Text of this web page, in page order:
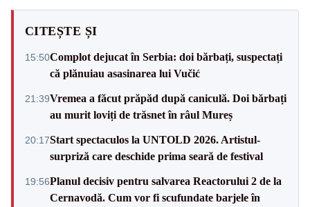
CITEȘTE ȘI
15:50Complot dejucat în Serbia: doi bărbați, suspectați
că plănuiau asasinarea lui Vučić
21:39Vremea a făcut prăpăd după caniculă. Doi bărbați
au murit loviți de trăsnet în râul Mureș
20:17Start spectaculos la UNTOLD 2026. Artistul-
surpriză care deschide prima seară de festival
19:56Planul decisiv pentru salvarea Reactorului 2 de la
Cernavodă. Cum vor fi scufundate barjele în